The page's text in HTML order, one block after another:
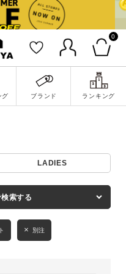
0
グ ブランド ランキング
索
LADIES
索する
別注